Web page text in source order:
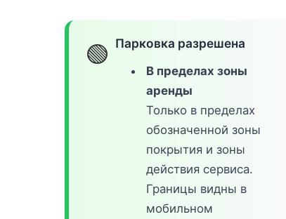
🟢 Парковка разрешена
В пределах зоны
аренды
Только в пределах
обозначенной зоны
покрытия и зоны
действия сервиса.
Границы видны в
мобильном